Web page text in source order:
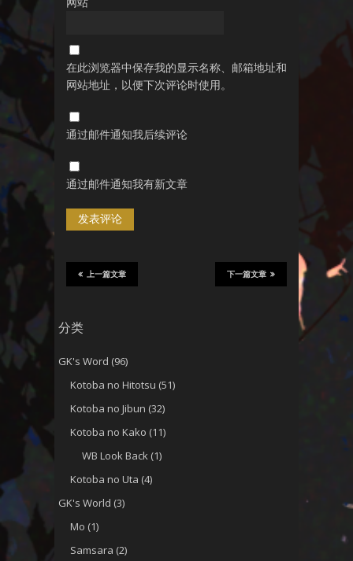
在此浏览器中保存我的显示名称、邮箱地址和
网站地址，以便下次评论时使用。
通过邮件通知我后续评论
通过邮件通知我有新文章
下一篇文章
上一篇文章
分类
GK's Word (96)
Kotoba no Hitotsu (51)
Kotoba no Jibun (32)
Kotoba no Kako (11)
WB Look Back (1)
Kotoba no Uta (4)
GK's World (3)
Mo (1)
Samsara (2)